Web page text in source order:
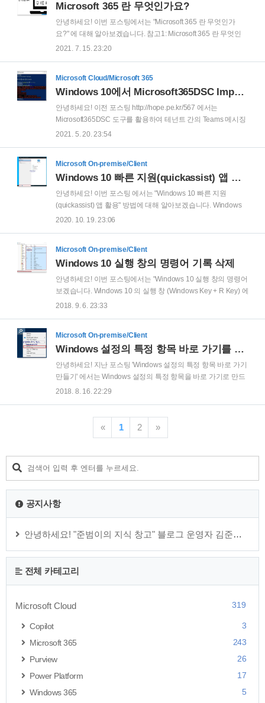
참고후 작성하였습니다. 간단한 몇번의 설정만으로 PC 성능을
개선하기 위한 팁을 최대한 이해하기 쉽게 설명 드려보겠습니
다. 첫번째 팁! 최상의 PC 성능을 위해 업데이트를 하세요. '시
Microsoft 365 란 무엇인가요?
안녕하세요! 이번 포스팅에서는 "Microsoft 365 란 무엇인가
요?" 에 대해 알아보겠습니다. 참고1: Microsoft 365 란 무엇인
가요? - YouTube 참고2: Microsoft 365 란 무엇인가요? - 원본
엇인가요? 라는 주제로 대략 4분 정도 Microsoft 365의 개요에
대해 간략하게 설명 드리겠습니다. Microsoft 365란? Office
365, Enterprise Mobility Security, Windows 10을 포함하고 있
는 구독 서비스 입니다. Office 365는 비즈니스 소프트웨어 서비
2021. 7. 15. 23:20
Microsoft Cloud/Microsoft 365
Windows 10에서 Microsoft365DSC Import-module 오류 조치
안녕하세요! 이전 포스팅 http://hope.pe.kr/567 에서는
Microsoft365DSC 도구를 활용하여 테넌트 간의 Teams 메시징
정책을 동기화 하는 방법에 대해 알아보았습니다.
Microsoft365DSC의 간단한 소개 및 기능에 대해 알아보았습니
다. Microsoft365DSC 안녕하세요! 이번 포스팅 에서는
"Microsoft365DSC" 에 대해 알아보겠습니다. M.. hope.pe.kr 이
번 포스팅에서는 "Windows 10에서 Microsoft365DSC Import-
2021. 5. 20. 23:54
Microsoft On-premise/Client
Windows 10 빠른 지원(quickassist) 앱 활용
안녕하세요! 이번 포스팅 에서는 "Windows 10 빠른 지원
(quickassist) 앱 활용" 방법에 대해 알아보겠습니다. Windows
10 에는 원격 지원이 가능한 '빠른 지원' 이라는 앱이 기본적으
격 지원도 가능합니다. Enterprise 기업을 지원 하다 보면 유료
원격 프로그램은 웹브라우저 기반으로 연결 하다 보니 연결이
되지 않는 경우가 종종 있습니다. 하지만 '빠른 지원' 앱은 443
포트를 사용하여 앱으로 연결하는 방식 이다 보니, 유료 원격 프
2020. 10. 19. 23:06
Microsoft On-premise/Client
Windows 10 실행 창의 명령어 기록 삭제
안녕하세요! 이번 포스팅에서는 "Windows 10 실행 창의 명령어 기
보겠습니다. Windows 10 의 실행 창 (Windows Key + R Key) 에서,
그동안 실행 했던 명령어 들이 표시되는 것을 확인 할 수 있습니다.
로 이동하면 명령어 기록들이 표시 됩니다. 해당 명령어들을 모두 선
다. 값 삭제 확인 창에서, 예 를 클릭 합니다. 명령어 기록들이 삭제 되..
2018. 9. 6. 23:33
Microsoft On-premise/Client
Windows 설정의 특정 항목 바로 가기를 시작 화면에 고정
안녕하세요! 지난 포스팅 'Windows 설정의 특정 항목 바로 가기
만들기' 에서는 Windows 설정의 특정 항목을 바로 가기로 만드
는 방법에 대해 알아보았습니다. Windows 설정 의 특정 항목 바
저 아래 MS 사이트를 참고 하여, 원하는 'ms-settings: URI 스키
마' 를 확인 합니다. ▶ 참 hope.pe.kr 이번 포스팅에서는
일을 복사 (or 잘라내기) 를 클릭 합니다. 파일 탐색기 에서, 아래
경로 로 이동 후 붙여넣기 를..
2018. 8. 16. 22:29
« 1 2 »
공지사항
안녕하세요! "준범이의 지식 창고" 블로그 운영자 김준범 입니다.
전체 카테고리
Microsoft Cloud 319
Copilot
3
Microsoft 365
243
Purview
26
Power Platform
17
Windows 365
5